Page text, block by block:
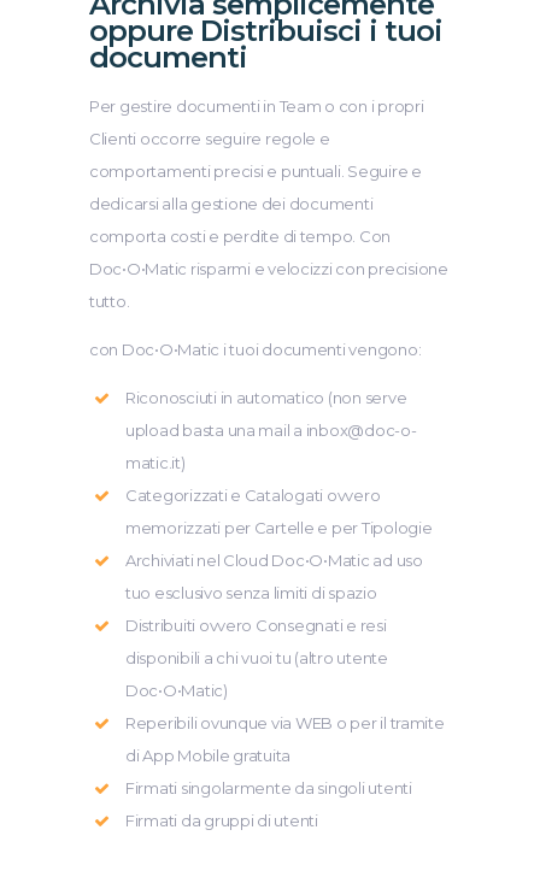
oppure Distribuisci i tuoi
documenti
Per gestire documenti in Team o con i propri
Clienti occorre seguire regole e
comportamenti precisi e puntuali. Seguire e
dedicarsi alla gestione dei documenti
comporta costi e perdite di tempo. Con
Doc•O•Matic risparmi e velocizzi con precisione
tutto.
con Doc•O•Matic i tuoi documenti vengono:
Riconosciuti in automatico (non serve
upload basta una mail a inbox@doc-o-
matic.it)
Categorizzati e Catalogati ovvero
memorizzati per Cartelle e per Tipologie
Archiviati nel Cloud Doc•O•Matic ad uso
tuo esclusivo senza limiti di spazio
Distribuiti ovvero Consegnati e resi
disponibili a chi vuoi tu (altro utente
Doc•O•Matic)
Reperibili ovunque via WEB o per il tramite
di App Mobile gratuita
Firmati singolarmente da singoli utenti
Firmati da gruppi di utenti